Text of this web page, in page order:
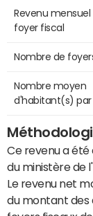
Revenu
foyer fiscal
Nombre de
Nombre moyen
d'habitant(s)
Ce revenu a été
du ministère de
Le revenu net
du montant des